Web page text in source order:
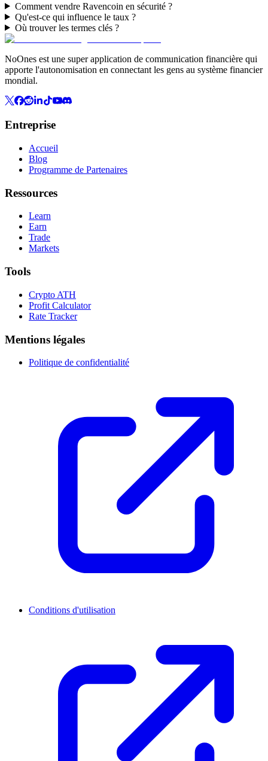
Comment vendre Ravencoin en sécurité ?
Qu'est-ce qui influence le taux ?
Où trouver les termes clés ?
NoOnes est une super application de communication financière qui
apporte l'autonomisation en connectant les gens au système financier
mondial.
Entreprise
Accueil
Blog
Programme de Partenaires
Ressources
Learn
Earn
Trade
Markets
Tools
Crypto ATH
Profit Calculator
Rate Tracker
Mentions légales
Politique de confidentialité
Conditions d'utilisation